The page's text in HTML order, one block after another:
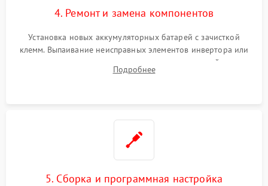
4. Ремонт и замена компонентов
Установка новых аккумуляторных батарей с зачисткой
клемм. Выпаивание неисправных элементов инвертора или
цепи зарядки и монтаж новых радиодеталей.
Восстановление поврежденных токоведущих дорожек и
Подробнее
5. Сборка и программная настройка